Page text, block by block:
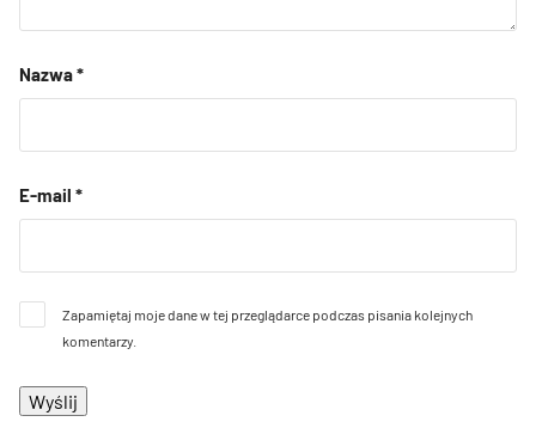
Nazwa*
E-mail *
Zapamiętaj moje dane w tej przeglądarce podczas pisania kolejnych
komentarzy.